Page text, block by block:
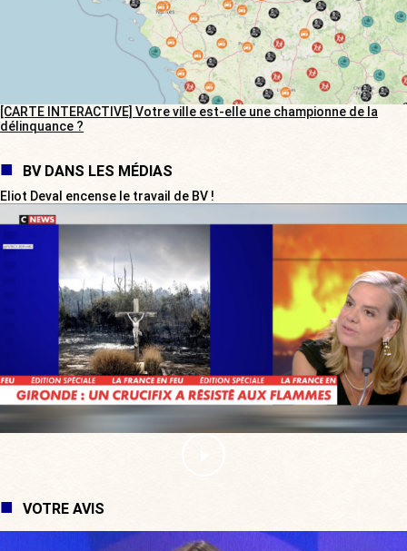
[CARTE INTERACTIVE] Votre ville est-elle une championne de la
délinquance ?
BV DANS LES MÉDIAS
Eliot Deval encense le travail de BV !
VOTRE AVIS